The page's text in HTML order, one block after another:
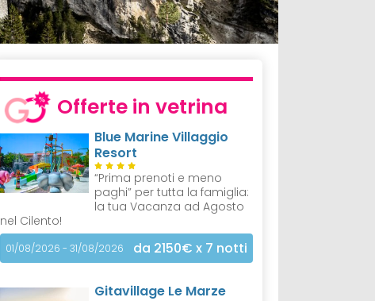
Offerte in vetrina
Blue Marine Villaggio
Resort
“Prima prenoti e meno
paghi” per tutta la famiglia:
la tua Vacanza ad Agosto
nel Cilento!
01/08/2026 - 31/08/2026 da 2150€ x 7 notti
Gitavillage Le Marze